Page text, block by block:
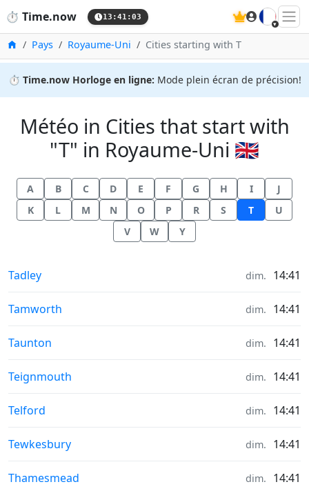
⏱️ Time.now 13:41:03 🇫🇷
Accueil
Pays Royaume-Uni Cities starting with T
⏱️ Time.now Horloge en ligne: Mode plein écran de précision!
Météo in Cities that start with
"T" in Royaume-Uni 🇬🇧
A B C D E F G H I
J
K
L M N O P R S T
U
V
W Y
Météo in
Tadley dim. 14:41
Météo in
Tamworth dim. 14:41
Météo in
Taunton dim. 14:41
Météo in
Teignmouth dim. 14:41
Météo in
Telford dim. 14:41
Météo in
Tewkesbury dim. 14:41
Météo in
Thamesmead dim. 14:41